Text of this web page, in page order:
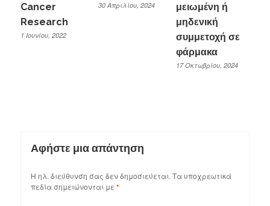
Cancer
Research
1 Ιουνίου, 2022
30 Απριλίου, 2024
μειωμένη ή
μηδενική
συμμετοχή σε
φάρμακα
17 Οκτωβρίου, 2024
Αφήστε μια απάντηση
Η ηλ. διεύθυνση σας δεν δημοσιεύεται. Τα υποχρεωτικά
πεδία σημειώνονται με *